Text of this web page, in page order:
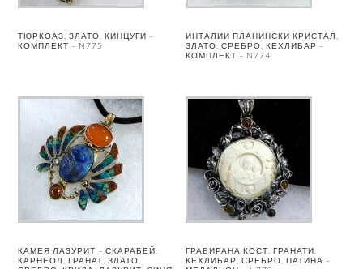
ТЮРКОАЗ, ЗЛАТО, КИНЦУГИ –
КОМПЛЕКТ – N775
ИНТАЛИИ ПЛАНИНСКИ КРИСТАЛ,
ЗЛАТО, СРЕБРО, КЕХЛИБАР –
КОМПЛЕКТ – N774
КАМЕЯ ЛАЗУРИТ – СКАРАБЕЙ,
КАРНЕОЛ, ГРАНАТ, ЗЛАТО,
ГРАВИРАНА КОСТ, ГРАНАТИ,
КЕХЛИБАР, СРЕБРО, ПАТИНА –